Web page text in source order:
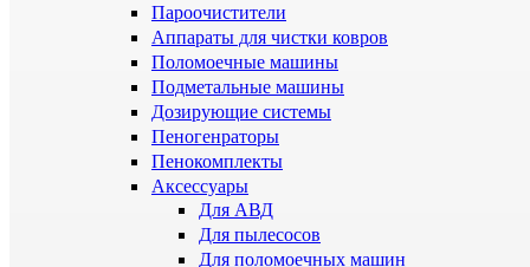
Пароочистители
Аппараты для чистки ковров
Поломоечные машины
Подметальные машины
Дозирующие системы
Пеногенраторы
Пенокомплекты
Аксессуары
Для АВД
Для пылесосов
Для поломоечных машин